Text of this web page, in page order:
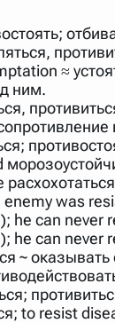
Например, в
(без
вниз за
≈
ним.
was
he can
can
~
to resist